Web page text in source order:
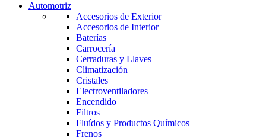
Automotriz
Accesorios de Exterior
Accesorios de Interior
Baterías
Carrocería
Cerraduras y Llaves
Climatización
Cristales
Electroventiladores
Encendido
Filtros
Fluídos y Productos Químicos
Frenos